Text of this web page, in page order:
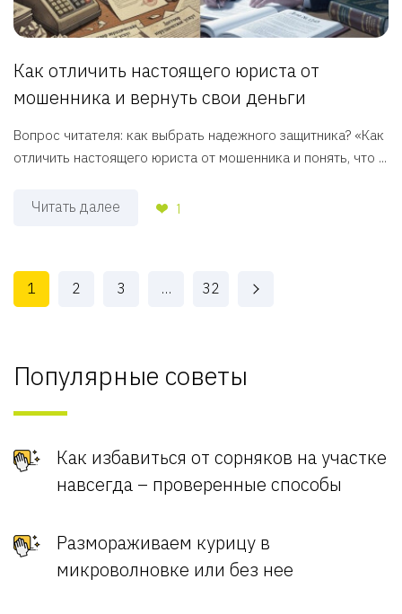
Как отличить настоящего юриста от
мошенника и вернуть свои деньги
Вопрос читателя: как выбрать надежного защитника? «Как
отличить настоящего юриста от мошенника и понять, что ...
Читать далее 1
1 2 3 … 32
Популярные советы
Как избавиться от сорняков на участке
навсегда – проверенные способы
Размораживаем курицу в
микроволновке или без нее